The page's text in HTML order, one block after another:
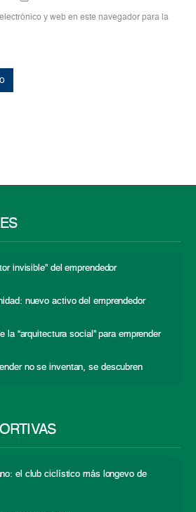
y web en este navegador para la
invisible” del emprendedor
nuevo activo del emprendedor
la “arquitectura social” para emprender
no se inventan, se descubren
el club ciclístico más longevo de